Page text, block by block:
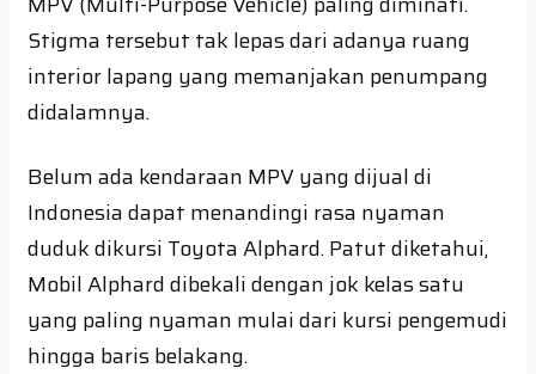
Stigma tersebut tak lepas dari adanya ruang
interior lapang yang memanjakan penumpang
didalamnya.
Belum ada kendaraan MPV yang dijual di
Indonesia dapat menandingi rasa nyaman
duduk dikursi Toyota Alphard. Patut diketahui,
Mobil Alphard dibekali dengan jok kelas satu
yang paling nyaman mulai dari kursi pengemudi
hingga baris belakang.